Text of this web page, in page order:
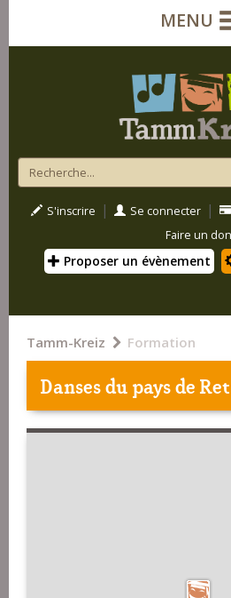
MENU
S'inscrire | Se connecter |
Faire un don
Proposer un évènement
Tamm-Kreiz Formation
Danses du pays de